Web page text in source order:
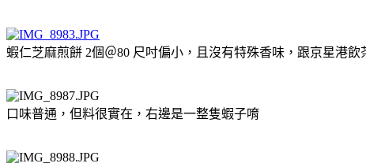
蝦仁芝麻煎餅 2個＠80 尺吋偏小，且沒有特殊香味，跟京星港
口味普通，但料很實在，右邊是一整隻蝦子唷